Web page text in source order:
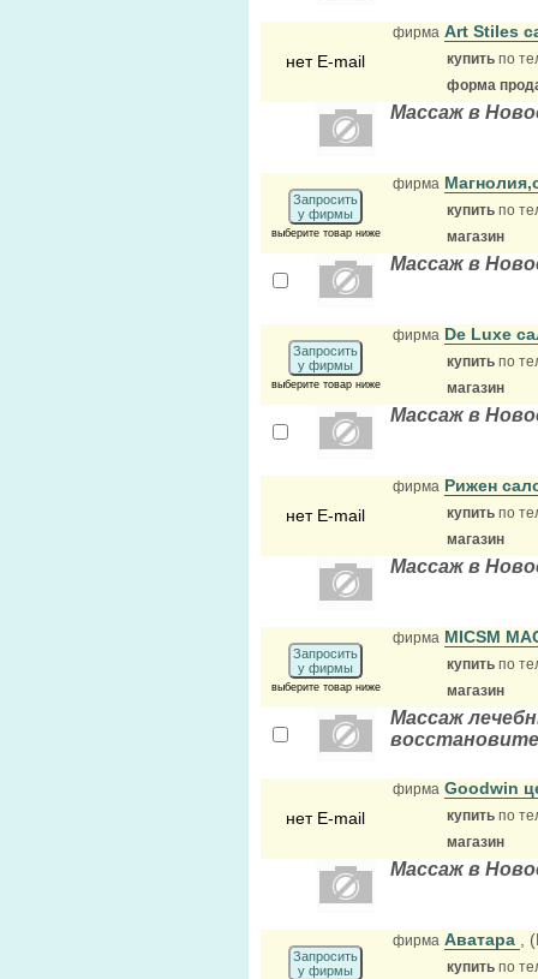
нет E-mail
фирма Art Stiles
купить по
форма
Массаж в
Запросить
у фирмы
выберите товар ниже
фирма
купить по
магазин
Массаж в
Запросить
у фирмы
выберите товар ниже
фирма De Luxe
купить по
магазин
Массаж в
нет E-mail
фирма Рижен
купить по
магазин
Массаж в
Запросить
у фирмы
выберите товар ниже
фирма MICSM
купить по
магазин
Массаж
нет E-mail
фирма Goodwin
купить по
магазин
Массаж в
Запросить
у фирмы
фирма Аватара ,
купить по